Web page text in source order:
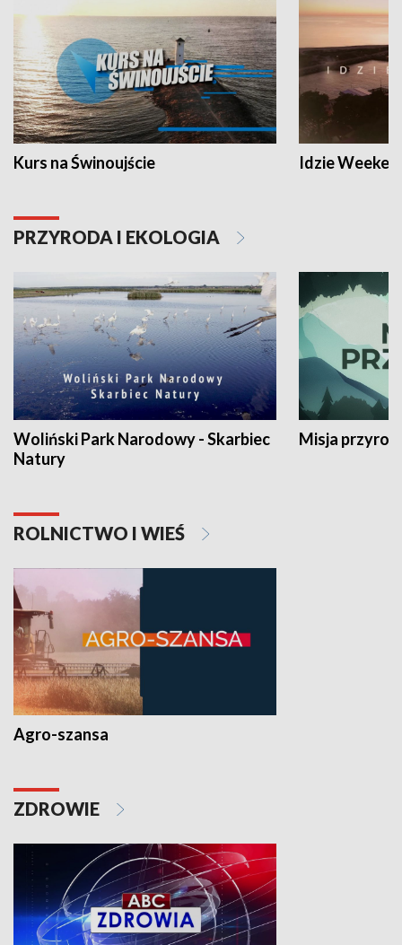
Kurs na Świnoujście Idzie
PRZYRODA I EKOLOGIA
Woliński Park Narodowy - Skarbiec
Natury
Misja
ROLNICTWO I WIEŚ
Agro-szansa
ZDROWIE